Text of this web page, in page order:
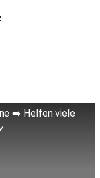
➡️ Helfen viele